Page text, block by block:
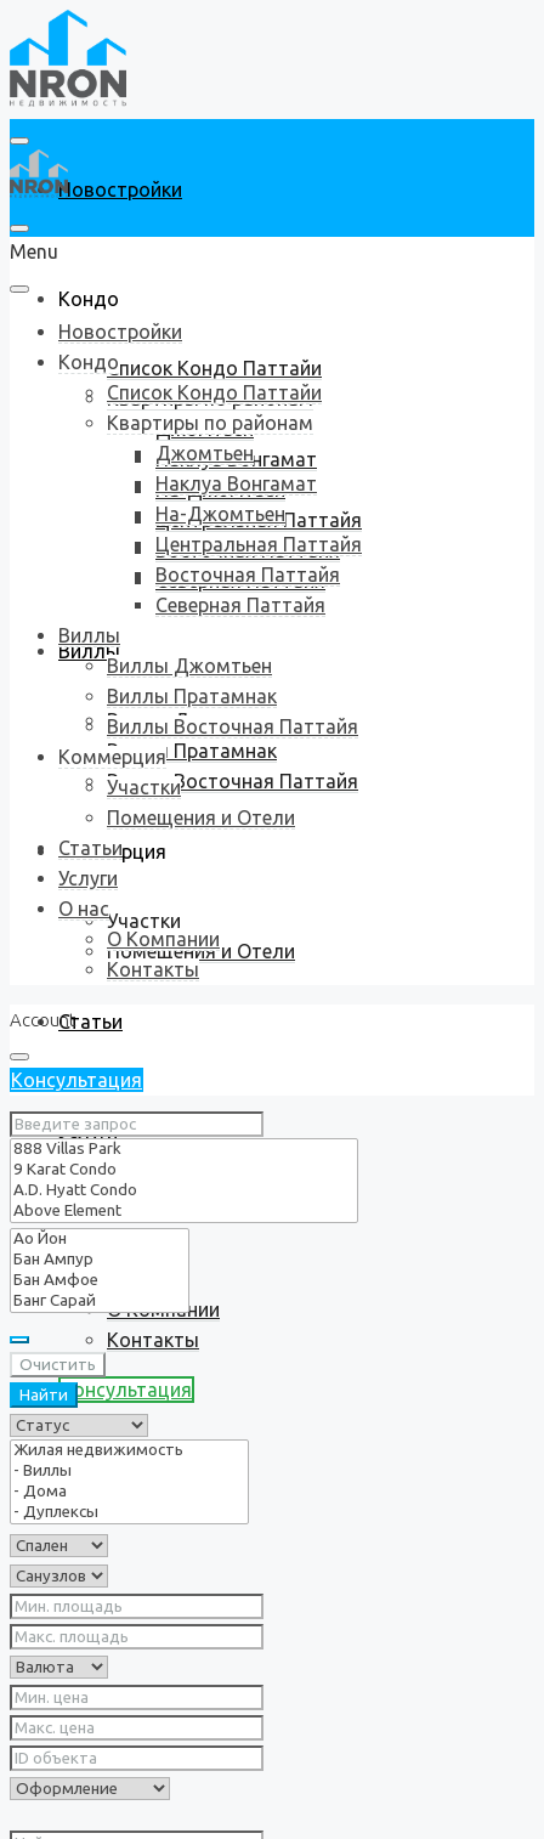
Новостройки
Кондо
Список Кондо Паттайи
Квартиры по районам
Джомтьен
Наклуа Вонгамат
На-Джомтьен
Центральная Паттайя
Восточная Паттайя
Северная Паттайя
Виллы
Виллы Джомтьен
Виллы Пратамнак
Виллы Восточная Паттайя
Коммерция
Участки
Помещения и Отели
Статьи
Услуги
О нас
О Компании
Контакты
Консультация
Menu
Новостройки
Кондо
Список Кондо Паттайи
Квартиры по районам
Джомтьен
Наклуа Вонгамат
На-Джомтьен
Центральная Паттайя
Восточная Паттайя
Северная Паттайя
Виллы
Виллы Джомтьен
Виллы Пратамнак
Виллы Восточная Паттайя
Коммерция
Участки
Помещения и Отели
Статьи
Услуги
О нас
О Компании
Контакты
Account
Консультация
Очистить
Найти